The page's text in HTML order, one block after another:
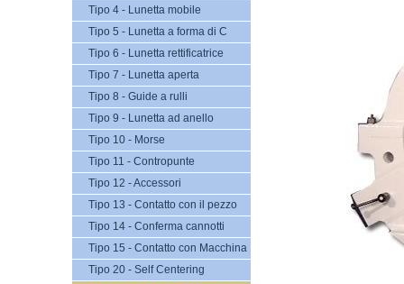
Tipo 4 - Lunetta mobile
Tipo 5 - Lunetta a forma di C
Tipo 6 - Lunetta rettificatrice
Tipo 7 - Lunetta aperta
Tipo 8 - Guide a rulli
Tipo 9 - Lunetta ad anello
Tipo 10 - Morse
Tipo 11 - Contropunte
Tipo 12 - Accessori
Tipo 13 - Contatto con il pezzo
Tipo 14 - Conferma cannotti
Tipo 15 - Contatto con Macchina
Tipo 20 - Self Centering